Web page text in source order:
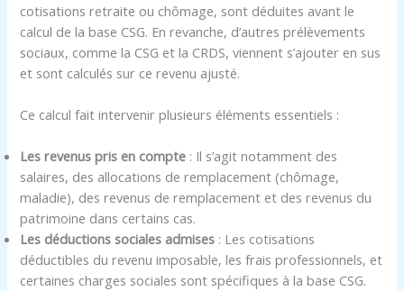
cotisations retraite ou chômage, sont déduites avant le
calcul de la base CSG. En revanche, d’autres prélèvements
sociaux, comme la CSG et la CRDS, viennent s’ajouter en sus
et sont calculés sur ce revenu ajusté.
Ce calcul fait intervenir plusieurs éléments essentiels :
Les revenus pris en compte : Il s’agit notamment des
salaires, des allocations de remplacement (chômage,
maladie), des revenus de remplacement et des revenus du
patrimoine dans certains cas.
Les déductions sociales admises : Les cotisations
déductibles du revenu imposable, les frais professionnels, et
certaines charges sociales sont spécifiques à la base CSG.